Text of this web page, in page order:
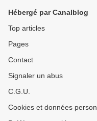
Hébergé par Canalblog
Top articles
Pages
Contact
Signaler un abus
C.G.U.
Cookies et données